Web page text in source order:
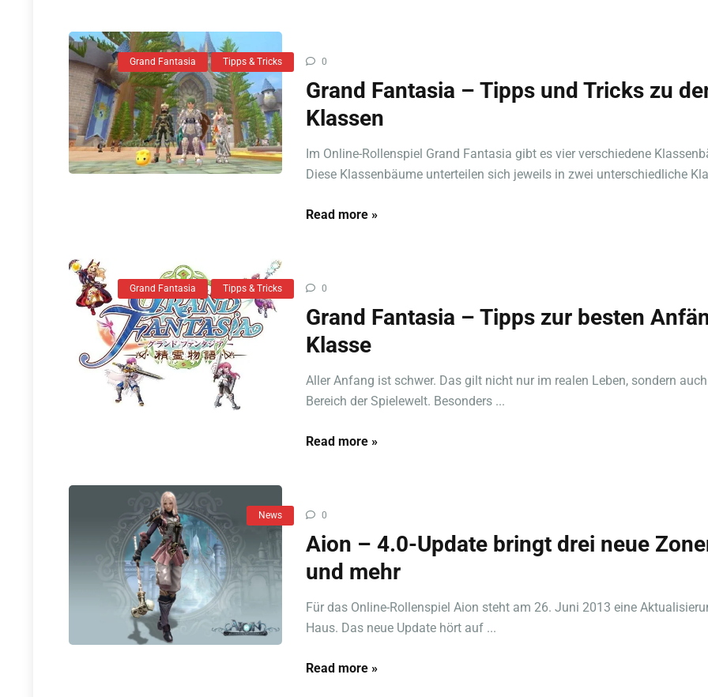
Grand Fantasia Tipps & Tricks 0
Grand Fantasia – Tipps und Tricks zu
Klassen
Im Online-Rollenspiel Grand Fantasia gibt es vier verschiedene
Diese Klassenbäume unterteilen sich jeweils in zwei unterschiedliche
Read more »
Grand Fantasia Tipps & Tricks 0
Grand Fantasia – Tipps zur besten
Klasse
Aller Anfang ist schwer. Das gilt nicht nur im realen Leben, sondern
Bereich der Spielewelt. Besonders ...
Read more »
News 0
Aion – 4.0-Update bringt drei neue
und mehr
Für das Online-Rollenspiel Aion steht am 26. Juni 2013 eine
Haus. Das neue Update hört auf ...
Read more »